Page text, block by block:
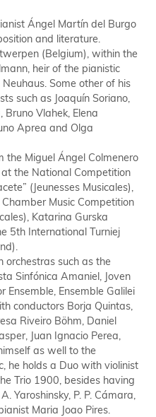
Ángel Martín del Burgo
and literature.
(Belgium), within the
heir of the pianistic
Some other of his
such as Joaquín Soriano,
Vlahek, Elena
Aprea and Olga
Miguel Ángel Colmenero
the National Competition
(Jeunesses Musicales),
Music Competition
Katarina Gurska
5th International Turniej
orchestras such as the
Sinfónica Amaniel, Joven
Ensemble, Ensemble Galilei
conductors Borja Quintas,
Riveiro Böhm, Daniel
Juan Ignacio Perea,
as well to the
he holds a Duo with violinist
Trio 1900, besides having
Yaroshinsky, P. P. Cámara,
Maria Joao Pires.